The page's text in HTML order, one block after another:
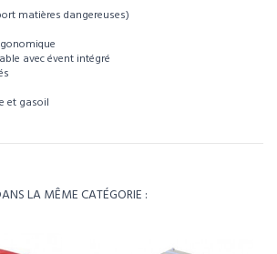
matières dangereuses)
avec évent intégré
et gasoil
4 à 5 semaines - À confirmer lors de la
LA MÊME CATÉGORIE :